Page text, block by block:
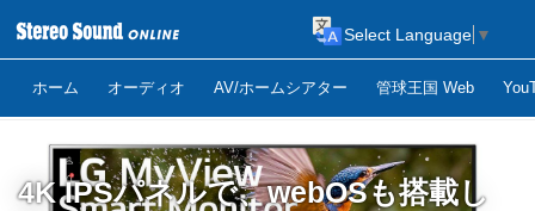
ホーム オーディオ AV/ホームシアター 管球王国 Web
Select Language ▼
4K IPSパネルで、webOSも搭載し